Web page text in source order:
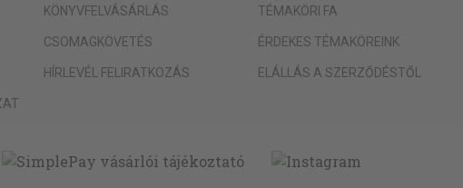
KÖNYVFELVÁSÁRLÁS
CSOMAGKÖVETÉS
HÍRLEVÉL FELIRATKOZÁS
TÉMAKÖRI FA
ÉRDEKES TÉMAKÖREINK
ELÁLLÁS A SZERZŐDÉSTŐL